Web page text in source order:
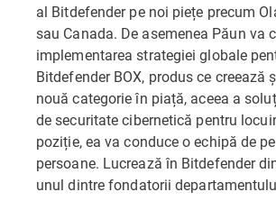
al Bitdefender pe noi piețe precum
sau Canada. De asemenea Păun va
implementarea strategiei globale
Bitdefender BOX, produs ce creează
nouă categorie în piață, aceea a
de securitate cibernetică pentru
poziție, ea va conduce o echipă de
persoane. Lucrează în Bitdefender
unul dintre fondatorii